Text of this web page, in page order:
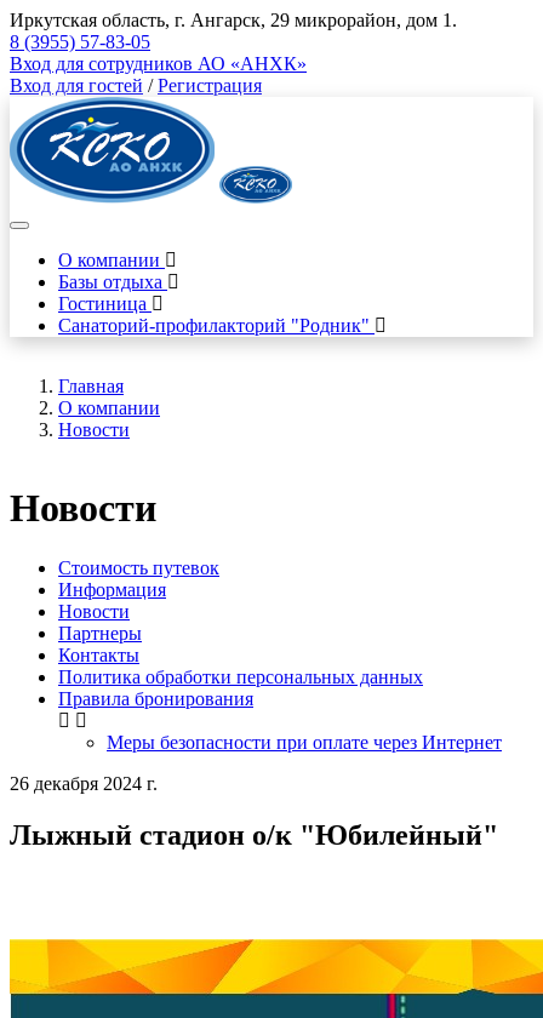
Иркутская область, г. Ангарск, 29 микрорайон, дом 1.
8 (3955) 57-83-05
Вход для сотрудников АО «АНХК»
Вход для гостей /Регистрация
О компании
Базы отдыха
Гостиница
Санаторий-профилакторий "Родник"
Главная
О компании
Новости
Новости
Стоимость путевок
Информация
Новости
Партнеры
Контакты
Политика обработки персональных данных
Правила бронирования
Меры безопасности при оплате через Интернет
26 декабря 2024 г.
Лыжный стадион о/к "Юбилейный"